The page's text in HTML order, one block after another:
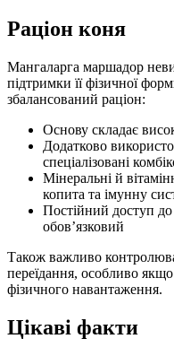
Раціон коня
Мангаларга маршадор
підтримки її фізичної
збалансований раціон:
Основу складає
Додатково
спеціалізовані
Мінеральні й
копита та імунну
Постійний доступ
обов’язковий
Також важливо
переїдання, особливо
фізичного навантаження.
Цікаві факти